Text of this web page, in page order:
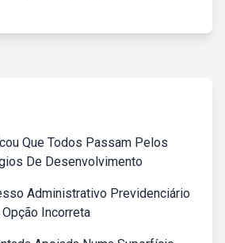
Que Todos Passam Pelos
De Desenvolvimento
Administrativo Previdenciário
Incorreta